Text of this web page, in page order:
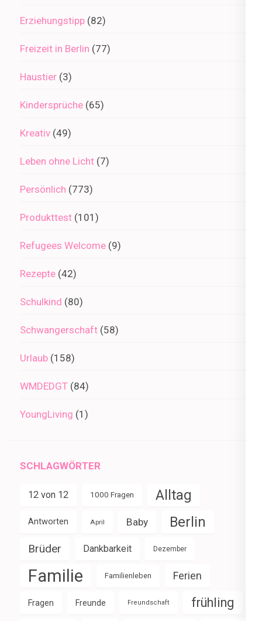
Erziehungstipp (82)
Freizeit in Berlin (77)
Haustier (3)
Kindersprüche (65)
Kreativ (49)
Leben ohne Licht (7)
Persönlich (773)
Produkttest (101)
Refugees Welcome (9)
Rezepte (42)
Schulkind (80)
Schwangerschaft (58)
Urlaub (158)
WMDEDGT (84)
YoungLiving (1)
SCHLAGWÖRTER
12 von 12 1000 Fragen Alltag
Antworten April Baby Berlin
Brüder Dankbarkeit Dezember
Familie Familienleben Ferien
Fragen Freunde Freundschaft frühling